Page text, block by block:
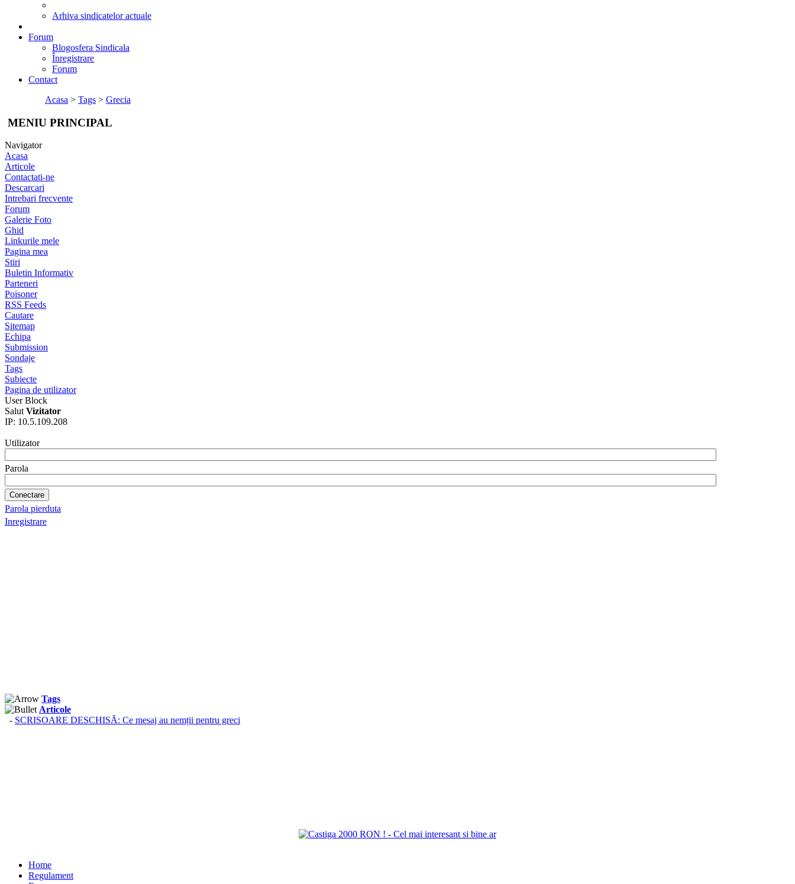
Arhiva sindicatelor actuale
Forum
Blogosfera Sindicala
Înregistrare
Forum
Contact
Acasa > Tags > Grecia
MENIU PRINCIPAL
Navigator
Acasa
Articole
Contactati-ne
Descarcari
Intrebari frecvente
Forum
Galerie Foto
Ghid
Linkurile mele
Pagina mea
Stiri
Buletin Informativ
Parteneri
Poisoner
RSS Feeds
Cautare
Sitemap
Echipa
Submission
Sondaje
Tags
Subiecte
Pagina de utilizator
User Block
Salut Vizitator
IP: 10.5.109.208
Utilizator
Parola
Parola pierduta
Inregistrare
Tags
Articole
- SCRISOARE DESCHISĂ: Ce mesaj au nemții pentru greci
Home
Regulament